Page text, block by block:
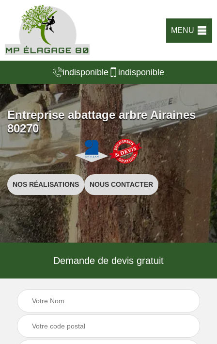
MENU
indisponible indisponible
Entreprise abattage arbre Airaines
80270
NOS RÉALISATIONS NOUS CONTACTER
Demande de devis gratuit